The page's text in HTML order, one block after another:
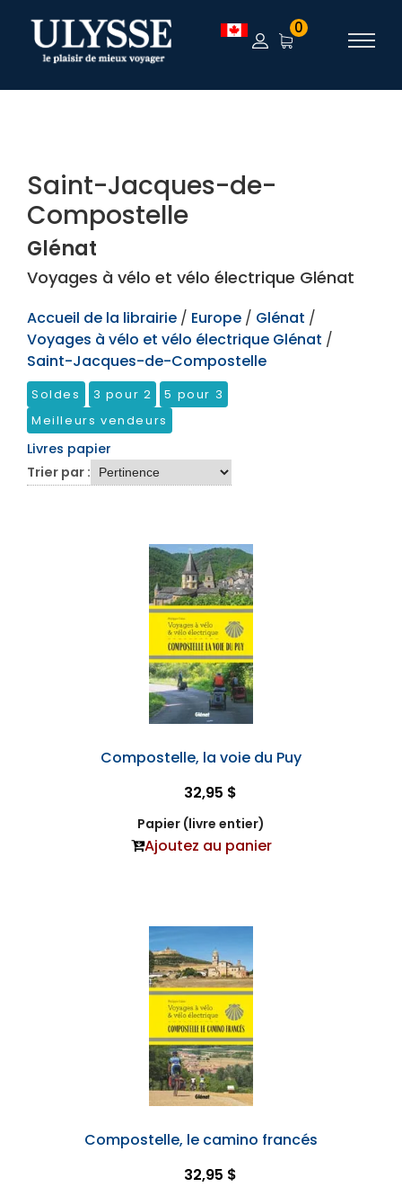
TEST 0
Saint-Jacques-de-
Compostelle
Glénat
Voyages à vélo et vélo électrique Glénat
Accueil de la librairie / Europe / Glénat /
Voyages à vélo et vélo électrique Glénat /
Saint-Jacques-de-Compostelle
Soldes 3 pour 2
5 pour 3
Meilleurs vendeurs
Livres papier
Trier par :
Compostelle, la voie du Puy
32,95 $
Papier (livre entier)
Ajoutez au panier
Compostelle, le camino francés
32,95 $